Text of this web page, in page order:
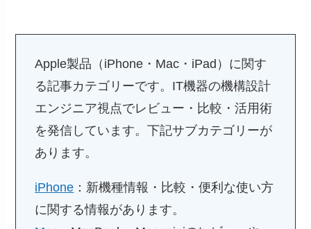
Apple製品（iPhone・Mac・iPad）に関す
る記事カテゴリーです。IT機器の機構設計
エンジニア視点でレビュー・比較・活用術
を発信しています。下記サブカテゴリーが
あります。
iPhone ：新機種情報・比較・便利な使い方
に関する情報があります。